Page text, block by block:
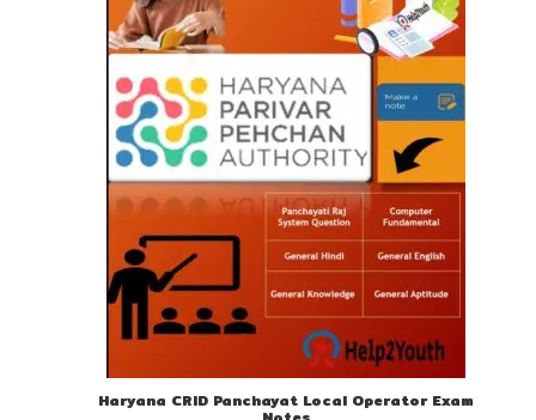
Haryana CRID Panchayat Local Operator Exam